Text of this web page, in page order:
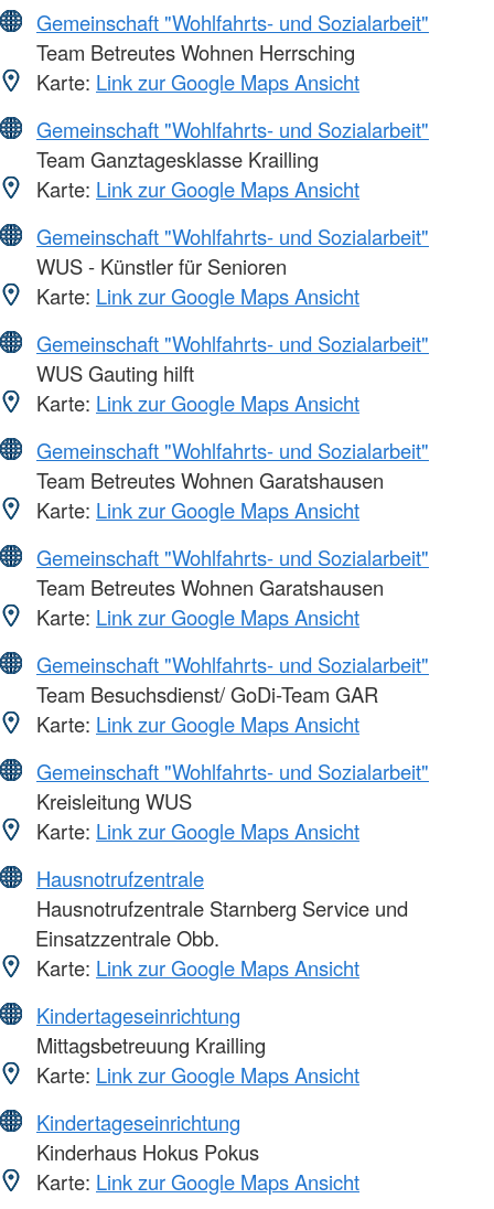
Gemeinschaft "Wohlfahrts- und Sozialarbeit"
Team Betreutes Wohnen Herrsching
Karte: Link zur Google Maps Ansicht
Gemeinschaft "Wohlfahrts- und Sozialarbeit"
Team Ganztagesklasse Krailling
Karte: Link zur Google Maps Ansicht
Gemeinschaft "Wohlfahrts- und Sozialarbeit"
WUS - Künstler für Senioren
Karte: Link zur Google Maps Ansicht
Gemeinschaft "Wohlfahrts- und Sozialarbeit"
WUS Gauting hilft
Karte: Link zur Google Maps Ansicht
Gemeinschaft "Wohlfahrts- und Sozialarbeit"
Team Betreutes Wohnen Garatshausen
Karte: Link zur Google Maps Ansicht
Gemeinschaft "Wohlfahrts- und Sozialarbeit"
Team Betreutes Wohnen Garatshausen
Karte: Link zur Google Maps Ansicht
Gemeinschaft "Wohlfahrts- und Sozialarbeit"
Team Besuchsdienst/ GoDi-Team GAR
Karte: Link zur Google Maps Ansicht
Gemeinschaft "Wohlfahrts- und Sozialarbeit"
Kreisleitung WUS
Karte: Link zur Google Maps Ansicht
Hausnotrufzentrale
Hausnotrufzentrale Starnberg Service und
Einsatzzentrale Obb.
Karte: Link zur Google Maps Ansicht
Kindertageseinrichtung
Mittagsbetreuung Krailling
Karte: Link zur Google Maps Ansicht
Kindertageseinrichtung
Kinderhaus Hokus Pokus
Karte: Link zur Google Maps Ansicht